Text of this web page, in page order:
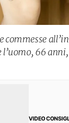
commesse
l’uomo, 66
VIDEO